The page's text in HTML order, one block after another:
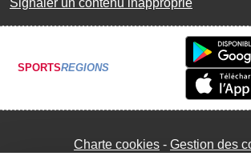
SPORTSREGIONS
Charte cookies Gestion des